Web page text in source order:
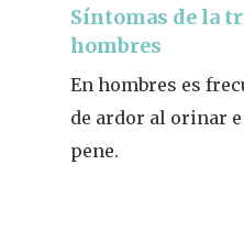
Síntomas de la
hombres
En hombres es
de ardor al orinar
pene.